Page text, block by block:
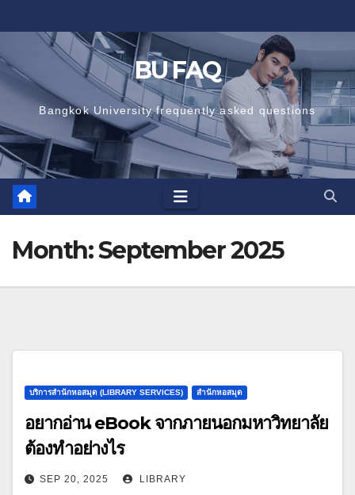
to
content
BU FAQ
Bangkok University frequently asked questions
Month:September 2025
บริการสำนักหอสมุด (LIBRARY SERVICES) สำนักหอสมุด
อยากอ่าน eBook จากภายนอกมหาวิทยาลัย
ต้องทำอย่างไร
SEP 20, 2025 LIBRARY